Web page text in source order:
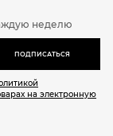
неделю
ПОДПИСАТЬСЯ
на электронную